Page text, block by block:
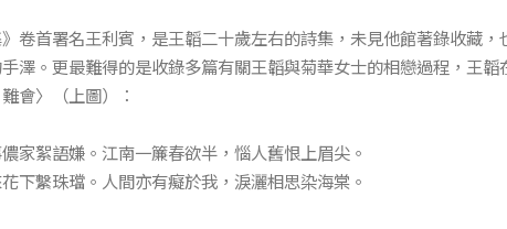
》卷首署名王利賓，是王韜二十歲左右的詩集，未見他館著錄收藏
澤。更最難得的是收錄多篇有關王韜與菊華女士的相戀過程，王
會〉（上圖）：
家絮語嫌。江南一簾春欲半，惱人舊恨上眉尖。
下繫珠璫。人間亦有癡於我，淚灑相思染海棠。